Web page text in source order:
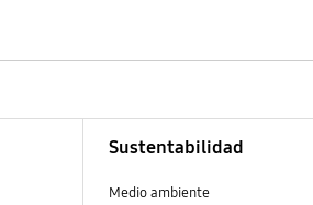
Sustentabilidad
Medio ambiente